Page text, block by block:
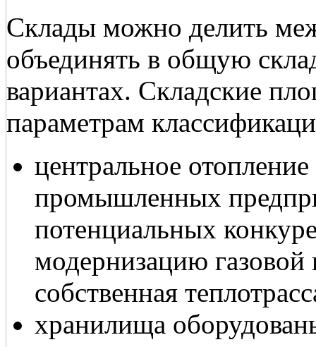
Склады можно делить
объединять в общую
вариантах. Складские
параметрам
центральное
промышленных
потенциальных
модернизацию газовой
собственная
хранилища